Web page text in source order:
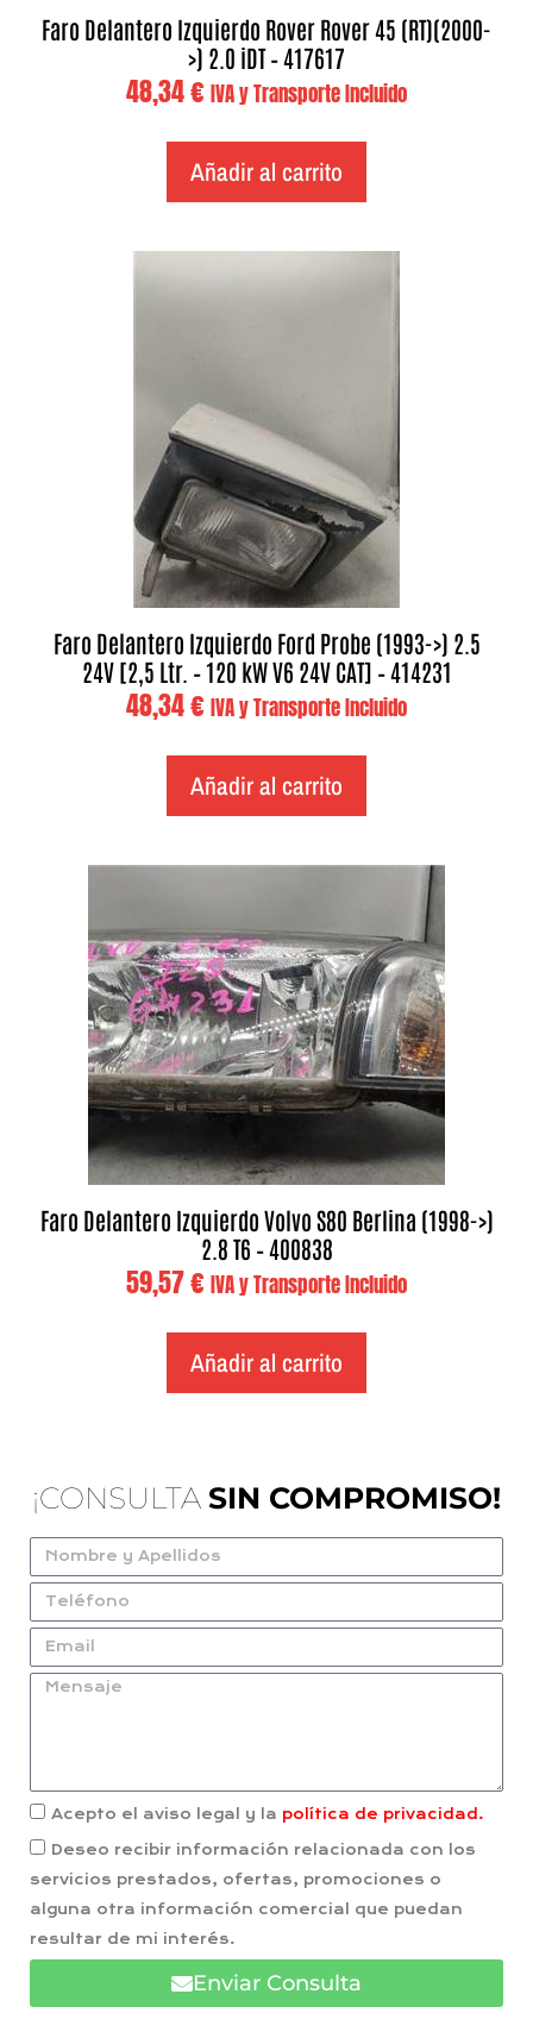
Faro Delantero Izquierdo Rover Rover 45 (RT)(2000-
>) 2.0 iDT – 417617
48,34€ IVA y Transporte Incluido
Añadir al carrito
Faro Delantero Izquierdo Ford Probe (1993->) 2.5
24V [2,5 Ltr. – 120 kW V6 24V CAT] – 414231
48,34€ IVA y Transporte Incluido
Añadir al carrito
Faro Delantero Izquierdo Volvo S80 Berlina (1998->)
2.8 T6 – 400838
59,57€ IVA y Transporte Incluido
Añadir al carrito
¡CONSULTA SIN COMPROMISO!
Acepto el aviso legal y la política de privacidad.
Deseo recibir información relacionada con los
servicios prestados, ofertas, promociones o
alguna otra información comercial que puedan
resultar de mi interés.
Enviar Consulta